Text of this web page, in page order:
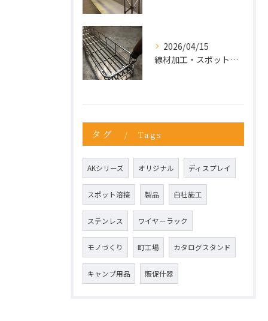
2026/04/15
線材加工・スポット溶接ならお任せ
タグ Tags
AKシリーズ オリジナル ディスプレイ
スポット溶接 製品 自社施工
ステンレス ワイヤーラック
モノづくり 町工場 カタログスタンド
キャンプ用品 販促什器